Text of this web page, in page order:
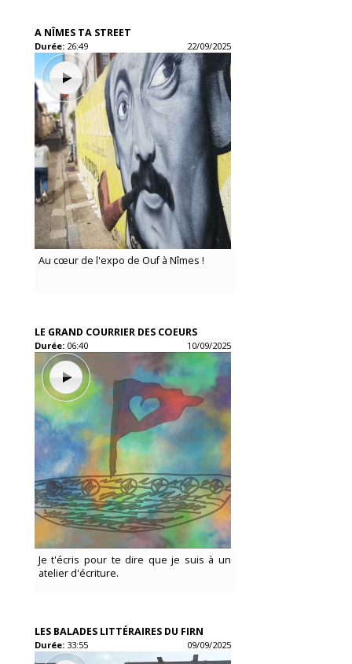
A NÎMES TA STREET
Durée: 26:49 22/09/2025
Au cœur de l'expo de Ouf à Nîmes !
LE GRAND COURRIER DES COEURS
Durée: 06:40 10/09/2025
Je t'écris pour te dire que je suis à un
atelier d'écriture.
LES BALADES LITTÉRAIRES DU FIRN
Durée: 33:55 09/09/2025